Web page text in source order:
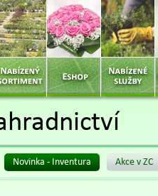
Novinka - Inventura Akce v ZC